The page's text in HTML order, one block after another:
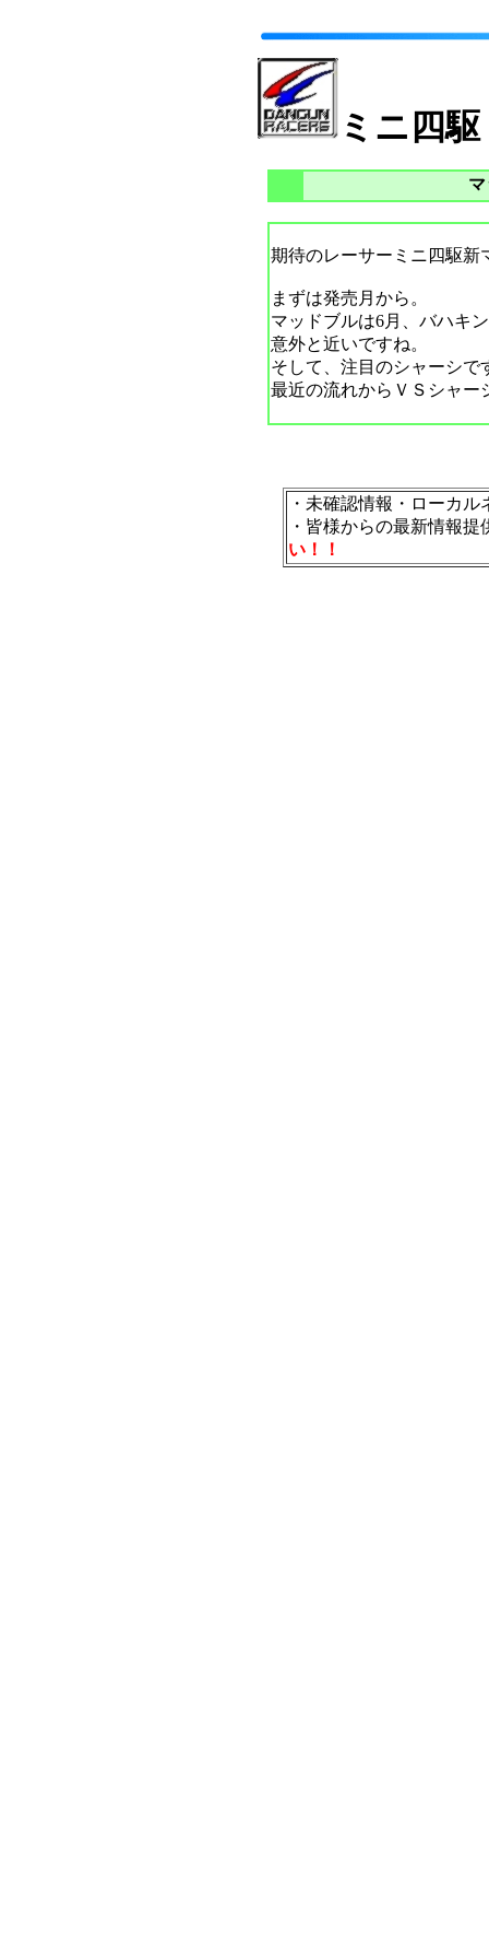
ミニ四
期待のレーサーミニ四駆新
まずは発売月から。
マッドブルは6月、バハキ
意外と近いですね。
そして、注目のシャーシで
最近の流れからＶＳシャー
・未確認情報・ローカル
・皆様からの最新情報
い！！